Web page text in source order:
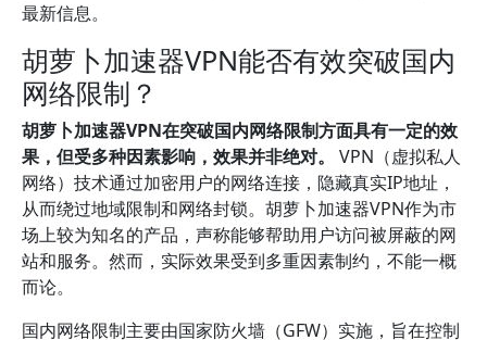
最新信息。
胡萝卜加速器VPN能否有效突破国内
网络限制？
胡萝卜加速器VPN在突破国内网络限制方面具有一定的效
果，但受多种因素影响，效果并非绝对。
VPN（虚拟私人
网络）技术通过加密用户的网络连接，隐藏真实IP地址，
从而绕过地域限制和网络封锁。胡萝卜加速器VPN作为市
场上较为知名的产品，声称能够帮助用户访问被屏蔽的网
站和服务。然而，实际效果受到多重因素制约，不能一概
而论。
国内网络限制主要由国家防火墙（GFW）实施，旨在控制